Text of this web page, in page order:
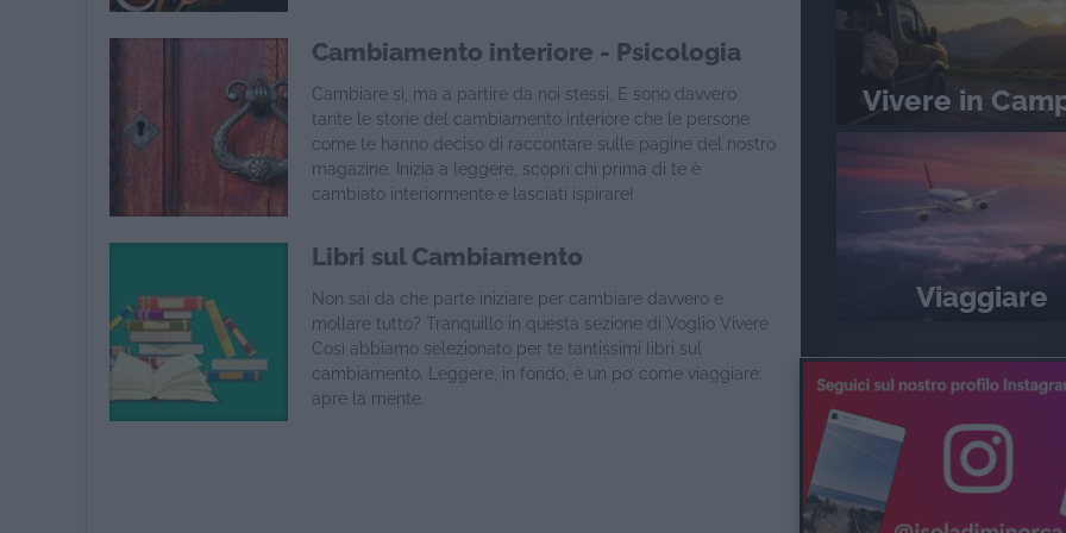
Cambiamento interiore - Psicologia
Cambiare sì, ma a partire da noi stessi. E sono davvero
tante le storie del cambiamento interiore che le persone
come te hanno deciso di raccontare sulle pagine del nostro
magazine. Inizia a leggere, scopri chi prima di te è
cambiato interiormente e lasciati ispirare!
Libri sul Cambiamento
Non sai da che parte iniziare per cambiare davvero e
mollare tutto? Tranquillo in questa sezione di Voglio Vivere
Così abbiamo selezionato per te tantissimi libri sul
cambiamento. Leggere, in fondo, è un po’ come viaggiare:
apre la mente.
Vivere in
Viaggiare